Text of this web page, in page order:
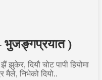
भुजङ्गप्रयात )
दियौ चोट पापी हियोमा
मैले, निभेको दियो..